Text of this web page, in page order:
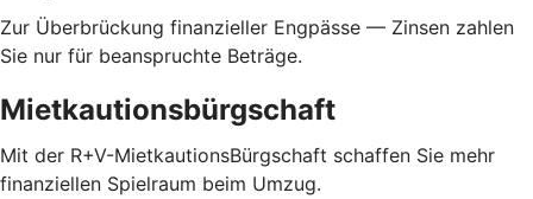
Zur Überbrückung finanzieller Engpässe — Zinsen zahlen
Sie nur für beanspruchte Beträge.
Mietkautionsbürgschaft
Mit der R+V-MietkautionsBürgschaft schaffen Sie mehr
finanziellen Spielraum beim Umzug.